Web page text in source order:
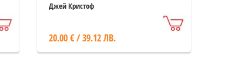
Джей Кристоф
20.00 € / 39.12 ЛВ.